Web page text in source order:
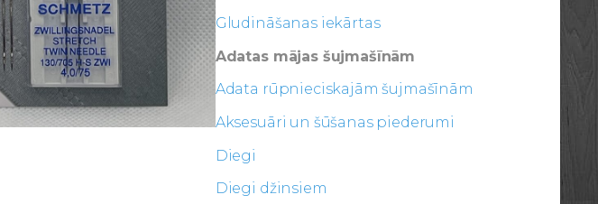
Gludināšanas iekārtas
Adatas mājas šujmašīnām
Adata rūpnieciskajām šujmašīnām
Aksesuāri un šūšanas piederumi
Diegi
Diegi džinsiem